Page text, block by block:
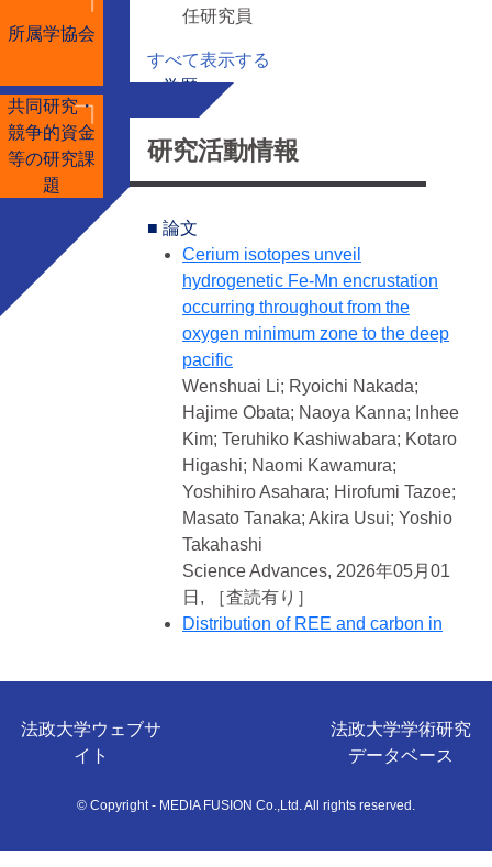
所属学協会
共同研究・
競争的資金
等の研究課
題
任研究員
すべて表示する
■ 学歴
2003年04月 - 2006年03月, 広島大
学, 大学院理学研究科, 化学専攻
2001年04月 - 2003年03月, 広島大
学, 大学院理学研究科, 化学専攻
1997年04月 - 2001年03月, 広島大
学, 理学部, 化学科
研究活動情報
■ 論文
Cerium isotopes unveil
hydrogenetic Fe-Mn encrustation
occurring throughout from the
oxygen minimum zone to the deep
pacific
Wenshuai Li; Ryoichi Nakada;
Hajime Obata; Naoya Kanna; Inhee
Kim; Teruhiko Kashiwabara; Kotaro
Higashi; Naomi Kawamura;
Yoshihiro Asahara; Hirofumi Tazoe;
Masato Tanaka; Akira Usui; Yoshio
Takahashi
Science Advances, 2026年05月01
日,
［査読有り］
Distribution of REE and carbon in
Terumi Ejima; Yoshiaki Kon;
Mihoko Hoshino; Sanematsu
Saitou; Chihiro Fukuda; Ayu
法政大学ウェブサ
イト
法政大学学術研究
データベース
© Copyright - MEDIA FUSION Co.,Ltd. All rights reserved.